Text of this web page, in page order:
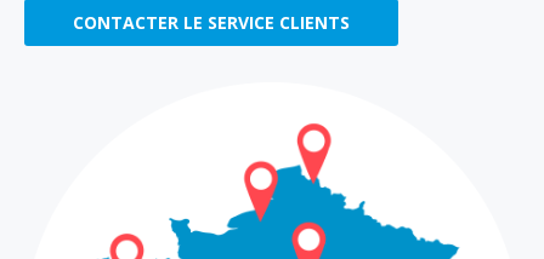
CONTACTER LE SERVICE CLIENTS